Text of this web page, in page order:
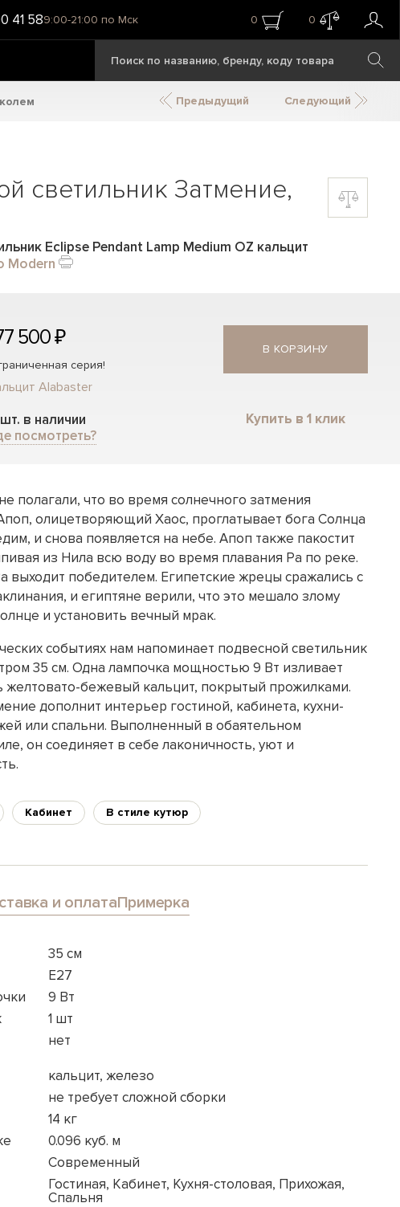
41 589:00-21:00 по Мск 0 0
Предыдущий Следующий
светильник Затмение,
Eclipse Pendant Lamp Medium OZ кальцит
Modern
500 ₽
серия!
Alabaster
в наличии
посмотреть?
В КОРЗИНУ
Купить в 1 клик
полагали, что во время солнечного затмения
олицетворяющий Хаос, проглатывает бога Солнца
и снова появляется на небе. Апоп также пакостит
из Нила всю воду во время плавания Ра по реке.
выходит победителем. Египетские жрецы сражались с
и египтяне верили, что это мешало злому
и установить вечный мрак.
событиях нам напоминает подвесной светильник
35 см. Одна лампочка мощностью 9 Вт изливает
желтовато-бежевый кальцит, покрытый прожилками.
дополнит интерьер гостиной, кабинета, кухни-
или спальни. Выполненный в обаятельном
он соединяет в себе лаконичность, уют и
Кабинет В стиле кутюр
и оплатаПримерка
35 см
E27
9 Вт
1 шт
нет
кальцит, железо
не требует сложной сборки
14 кг
0.096 куб. м
Современный
Гостиная, Кабинет, Кухня-столовая, Прихожая,
Спальня